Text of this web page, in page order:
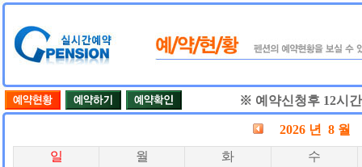
※ 예약신청후 12시
2026 년 8 월
일
월 화 수